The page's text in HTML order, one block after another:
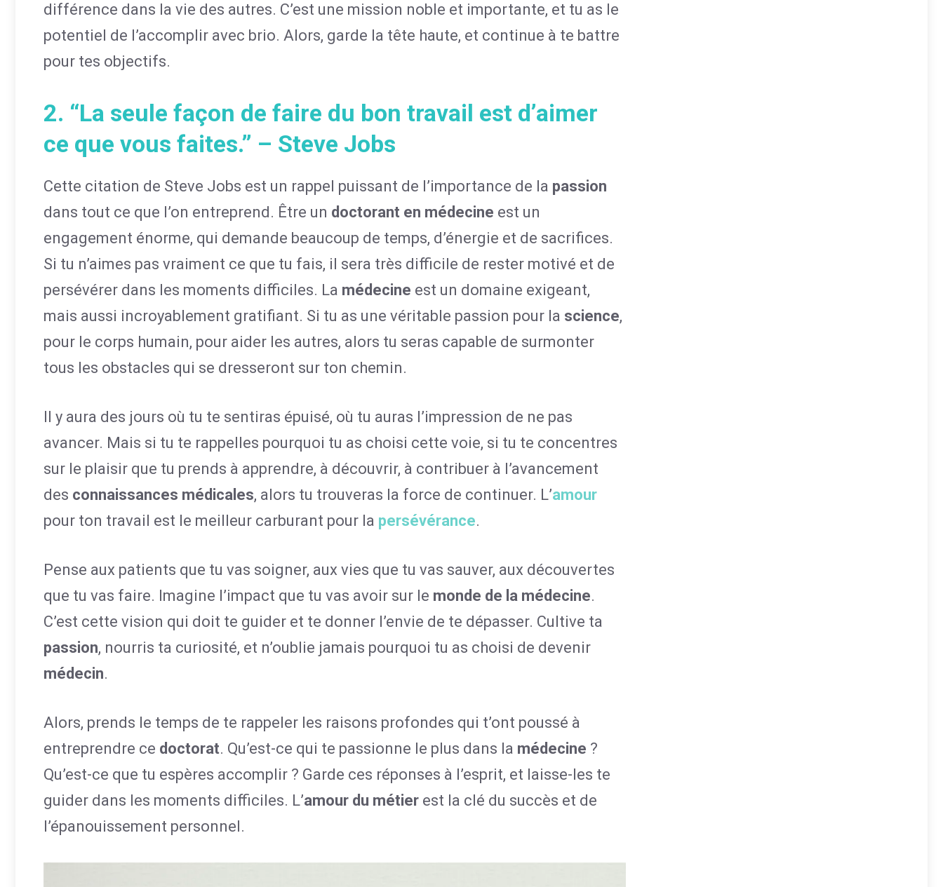
différence dans la vie des autres. C’est une mission noble et importante, et tu as le
potentiel de l’accomplir avec brio. Alors, garde la tête haute, et continue à te battre
pour tes objectifs.
2. “La seule façon de faire du bon travail est d’aimer
ce que vous faites.” – Steve Jobs
Cette citation de Steve Jobs est un rappel puissant de l’importance de la passion
dans tout ce que l’on entreprend. Être un doctorant en médecine est un
engagement énorme, qui demande beaucoup de temps, d’énergie et de sacrifices.
Si tu n’aimes pas vraiment ce que tu fais, il sera très difficile de rester motivé et de
persévérer dans les moments difficiles. La médecine est un domaine exigeant,
mais aussi incroyablement gratifiant. Si tu as une véritable passion pour la science,
pour le corps humain, pour aider les autres, alors tu seras capable de surmonter
tous les obstacles qui se dresseront sur ton chemin.
Il y aura des jours où tu te sentiras épuisé, où tu auras l’impression de ne pas
avancer. Mais si tu te rappelles pourquoi tu as choisi cette voie, si tu te concentres
sur le plaisir que tu prends à apprendre, à découvrir, à contribuer à l’avancement
des connaissances médicales, alors tu trouveras la force de continuer. L’amour
pour ton travail est le meilleur carburant pour la persévérance.
Pense aux patients que tu vas soigner, aux vies que tu vas sauver, aux découvertes
que tu vas faire. Imagine l’impact que tu vas avoir sur le monde de la médecine.
C’est cette vision qui doit te guider et te donner l’envie de te dépasser. Cultive ta
passion, nourris ta curiosité, et n’oublie jamais pourquoi tu as choisi de devenir
médecin.
Alors, prends le temps de te rappeler les raisons profondes qui t’ont poussé à
entreprendre ce doctorat. Qu’est-ce qui te passionne le plus dans la médecine ?
Qu’est-ce que tu espères accomplir ? Garde ces réponses à l’esprit, et laisse-les te
guider dans les moments difficiles. L’amour du métier est la clé du succès et de
l’épanouissement personnel.